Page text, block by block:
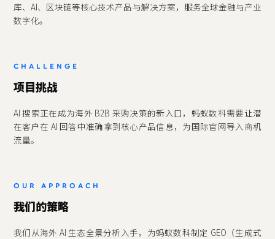
库、AI、区块链等核心技术产品与解决方案，服务全球金融与产业
数字化。
CHALLENGE
项目挑战
AI 搜索正在成为海外 B2B 采购决策的新入口，蚂蚁数科需要让潜
在客户在 AI 回答中准确拿到核心产品信息，为国际官网导入商机
流量。
OUR APPROACH
我们的策略
我们从海外 AI 生态全景分析入手，为蚂蚁数科制定 GEO（生成式